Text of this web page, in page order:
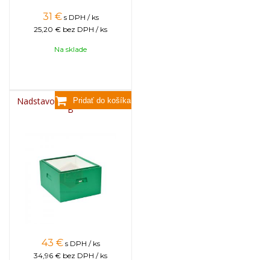
31 € s DPH / ks
25,20 € bez DPH / ks
Na sklade
Nadstavok 285 mm, Tatran
B
43 € s DPH / ks
34,96 € bez DPH / ks